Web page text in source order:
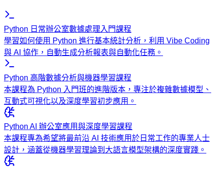
Python 日常辦公室數據處理入門課程
學習如何使用 Python 進行基本統計分析，利用 Vibe Coding
與 AI 協作，自動生成分析報表與自動化任務。
Python 高階數據分析與機器學習課程
本課程為 Python 入門班的進階版本，專注於複雜數據模型、
互動式可視化以及深度學習初步應用。
Python AI 辦公室應用與深度學習課程
本課程專為希望將最前沿 AI 技術應用於日常工作的專業人士
設計，涵蓋從機器學習理論到大語言模型架構的深度實踐。